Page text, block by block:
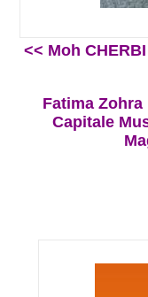
<< Moh
Fatima
Capitale